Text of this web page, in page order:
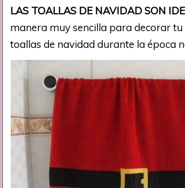
LAS TOALLAS DE NAVIDAD SON
manera muy sencilla para decorar
toallas de navidad durante la época